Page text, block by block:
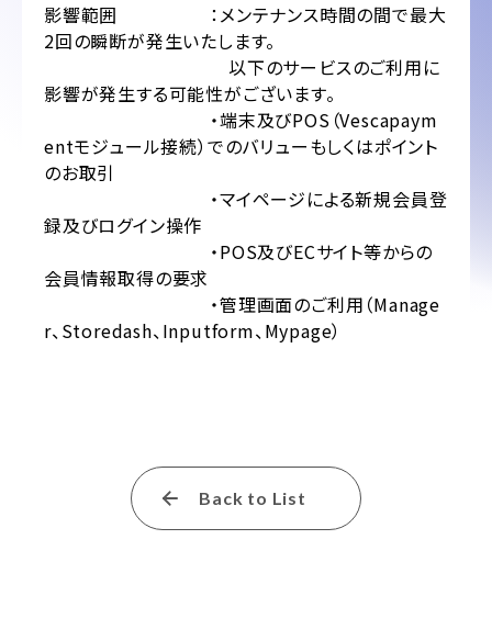
影響範囲 ：メンテナンス時間の間で最大
2回の瞬断が発生いたします。
以下のサービスのご利用に
影響が発生する可能性がございます。
・端末及びPOS（Vescapaym
entモジュール接続）でのバリューもしくはポイント
のお取引
・マイページによる新規会員登
録及びログイン操作
・POS及びECサイト等からの
会員情報取得の要求
・管理画面のご利用（Manage
r、Storedash、Inputform、Mypage）
Back to List